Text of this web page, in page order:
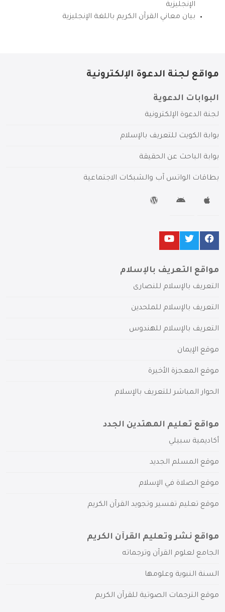
الإنجليزية
بيان معاني القرآن الكريم باللغة الإنجليزية
مواقع لجنة الدعوة الإلكترونية
البوابات الدعوية
لجنة الدعوة الإلكترونية
بوابة الكويت للتعريف بالإسلام
بوابة الباحث عن الحقيقة
بطاقات الواتس آب والشبكات الاجتماعية
مواقع التعريف بالإسلام
التعريف بالإسلام للنصارى
التعريف بالإسلام للملحدين
التعريف بالإسلام للهندوس
موقع الإيمان
موقع المعجزة الأخيرة
الحوار المباشر للتعريف بالإسلام
مواقع تعليم المهتدين الجدد
أكاديمية سبيلي
موقع المسلم الجديد
موقع الصلاة في الإسلام
موقع تعليم تفسير وتجويد القرآن الكريم
مواقع نشر وتعليم القرآن الكريم
الجامع لعلوم القرآن وترجماته
السنة النبوية وعلومها
موقع الترجمات الصوتية للقرآن الكريم